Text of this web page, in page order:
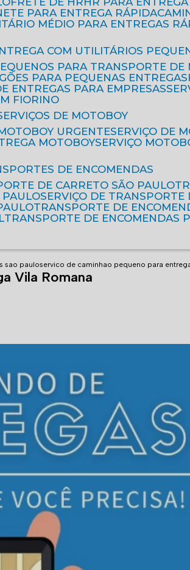
PARA ENTREGA RÁPIDA
MÉDIO PARA ENTREGAS
COM UTILITÁRIOS
PARA TRANSPORTE DE
PARA PEQUENAS ENTREGAS
ENTREGAS PARA EMPRESAS
FIORINO
SERVIÇOS DE MOTOBOY
URGENTE
SERVIÇO DE
MOTOBOY SERVIÇO
DE ENCOMENDAS
DE CARRETO SÃO PAULO
PAULO
SERVIÇO DE
TRANSPORTE DE
TRANSPORTE DE ENCOMENDAS
sao pauloservico de caminhao pequeno para
Vila Romana